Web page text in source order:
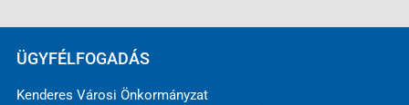
ÜGYFÉLFOGADÁS
Kenderes Városi Önkormányzat